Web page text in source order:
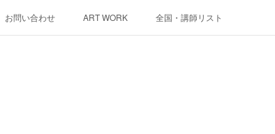
お問い合わせ ART WORK 全国・講師リスト